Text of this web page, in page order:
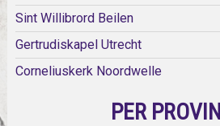
Sint Willibrord Beilen
Gertrudiskapel Utrecht
Corneliuskerk Noordwelle
PER